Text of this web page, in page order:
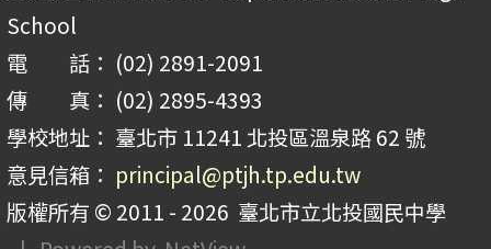
School
電 話： (02) 2891-2091
傳 真： (02) 2895-4393
學校地址： 臺北市 11241 北投區溫泉路 62 號
意見信箱： principal@ptjh.tp.edu.tw
版權所有 © 2011 - 2026 臺北市立北投國民中學